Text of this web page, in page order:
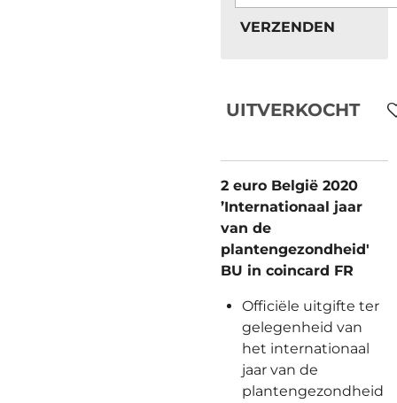
VERZENDEN
UITVERKOCHT
2 euro België 2020
’Internationaal jaar
van de
plantengezondheid'
BU in coincard FR
Officiële uitgifte ter
gelegenheid van
het internationaal
jaar van de
plantengezondheid